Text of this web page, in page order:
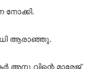
ആരാഞ്ഞു.
അനു വിന്റെ മാരേജ്